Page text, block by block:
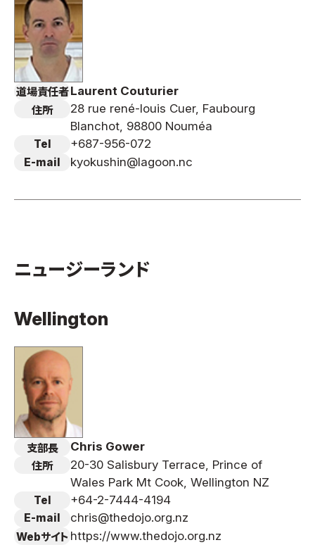
道場責任者Laurent Couturier
住所
28 rue rené-louis Cuer, Faubourg
Blanchot, 98800 Nouméa
Tel +687-956-072
E-mail kyokushin@lagoon.nc
ニュージーランド
Wellington
支部長 Chris Gower
住所
20-30 Salisbury Terrace, Prince of
Wales Park Mt Cook, Wellington NZ
Tel +64-2-7444-4194
E-mail chris@thedojo.org.nz
Webサイト https://www.thedojo.org.nz